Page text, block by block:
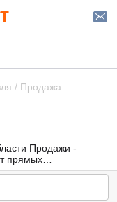
/ Продажа
Продажи -
прямых
Свежие вакансии